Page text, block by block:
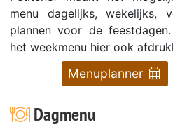
menu dagelijks, wekelijks,
plannen voor de
het weekmenu hier ook
Menuplanner
Dagmenu